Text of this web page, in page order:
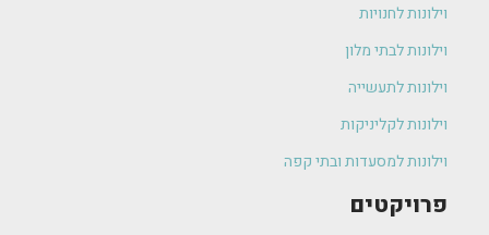
וילונות לחנויות
וילונות לבתי מלון
וילונות לתעשייה
וילונות לקליניקות
וילונות למסעדות ובתי קפה
פרויקטים